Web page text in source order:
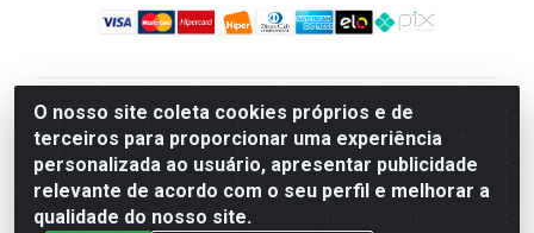
O nosso site coleta cookies próprios e de
terceiros para proporcionar uma experiência
personalizada ao usuário, apresentar publicidade
relevante de acordo com o seu perfil e melhorar a
qualidade do nosso site.
Atacadao da Limpeza F. Pereira Queiroz Comercio e
Distribuicao LTDA - Quadra Qi 10 Lotes 39 e, 41 - Setor
Industrial (Taguatinga), Brasília/DF - CEP 72.135-100 -
CNPJ 13.184.675/0001-80